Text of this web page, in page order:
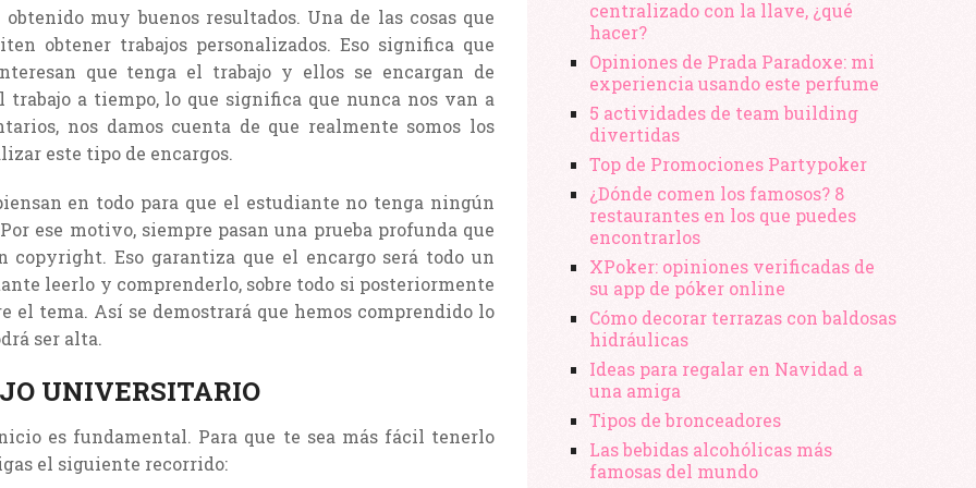
muy buenos resultados. Una de las cosas que
obtener trabajos personalizados. Eso significa que
que tenga el trabajo y ellos se encargan de
a tiempo, lo que significa que nunca nos van a
nos damos cuenta de que realmente somos los
este tipo de encargos.
en todo para que el estudiante no tenga ningún
ese motivo, siempre pasan una prueba profunda que
Eso garantiza que el encargo será todo un
leerlo y comprenderlo, sobre todo si posteriormente
el tema. Así se demostrará que hemos comprendido lo
ser alta.
UNIVERSITARIO
es fundamental. Para que te sea más fácil tenerlo
el siguiente recorrido:
centralizado con la llave, ¿qué
hacer?
Opiniones de Prada Paradoxe: mi
experiencia usando este perfume
5 actividades de team building
divertidas
Top de Promociones Partypoker
¿Dónde comen los famosos? 8
restaurantes en los que puedes
encontrarlos
XPoker: opiniones verificadas de
su app de póker online
Cómo decorar terrazas con baldosas
hidráulicas
Ideas para regalar en Navidad a
una amiga
Tipos de bronceadores
Las bebidas alcohólicas más
famosas del mundo